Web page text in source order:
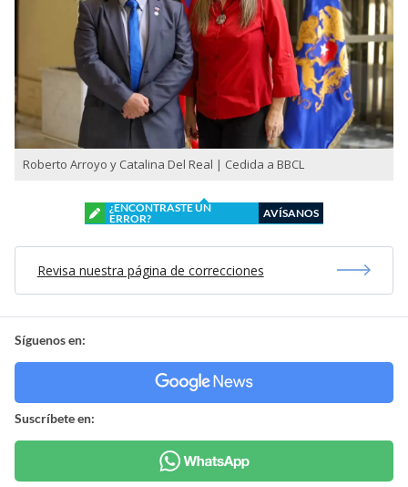
Roberto Arroyo y Catalina Del Real | Cedida a BBCL
¿ENCONTRASTE UN
ERROR?
AVÍSANOS
Revisa nuestra página de correcciones
Síguenos en:
Suscríbete en: